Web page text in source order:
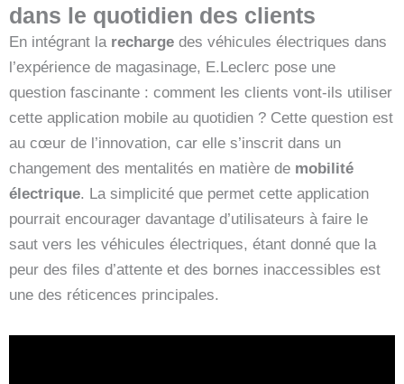
dans le quotidien des clients
En intégrant la recharge des véhicules électriques dans
l’expérience de magasinage, E.Leclerc pose une
question fascinante : comment les clients vont-ils utiliser
cette application mobile au quotidien ? Cette question est
au cœur de l’innovation, car elle s’inscrit dans un
changement des mentalités en matière de mobilité
électrique. La simplicité que permet cette application
pourrait encourager davantage d’utilisateurs à faire le
saut vers les véhicules électriques, étant donné que la
peur des files d’attente et des bornes inaccessibles est
une des réticences principales.